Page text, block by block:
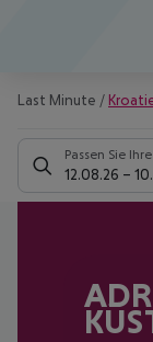
Last Minute /
Passen Sie
12.08.26 –